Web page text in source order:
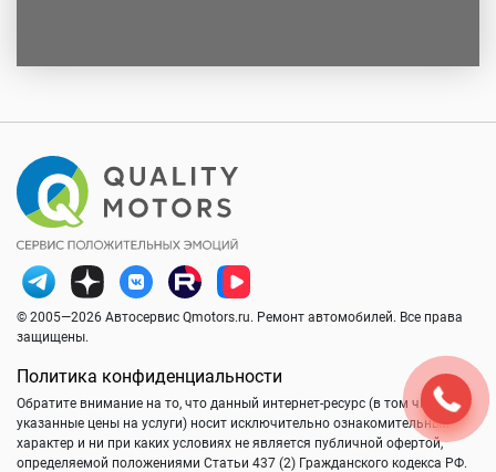
© 2005—2026 Автосервис Qmotors.ru. Ремонт автомобилей. Все права
защищены.
Политика конфиденциальности
Обратите внимание на то, что данный интернет-ресурс (в том числе
указанные цены на услуги) носит исключительно ознакомительный
характер и ни при каких условиях не является публичной офертой,
определяемой положениями Статьи 437 (2) Гражданского кодекса РФ.